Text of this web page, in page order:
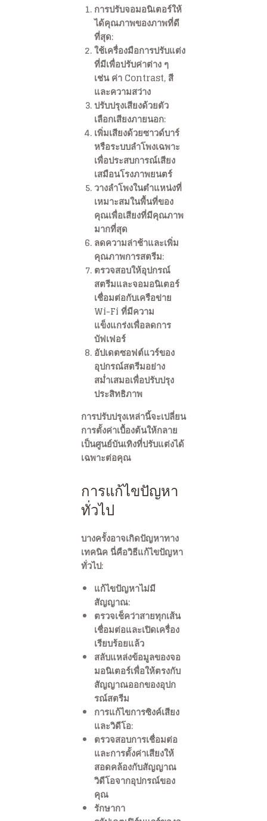
การปรับจอมอนิเตอร์ให้
ได้คุณภาพของภาพที่ดี
ที่สุด:
ใช้เครื่องมือการปรับแต่ง
ที่มีเพื่อปรับค่าต่าง ๆ
เช่น ค่า Contrast, สี
และความสว่าง
ปรับปรุงเสียงด้วยตัว
เลือกเสียงภายนอก:
เพิ่มเสียงด้วยซาวด์บาร์
หรือระบบลำโพงเฉพาะ
เพื่อประสบการณ์เสียง
เสมือนโรงภาพยนตร์
วางลำโพงในตำแหน่งที่
เหมาะสมในพื้นที่ของ
คุณเพื่อเสียงที่มีคุณภาพ
มากที่สุด
ลดความล่าช้าและเพิ่ม
คุณภาพการสตรีม:
ตรวจสอบให้อุปกรณ์
สตรีมและจอมอนิเตอร์
เชื่อมต่อกับเครือข่าย
Wi-Fi ที่มีความ
แข็งแกร่งเพื่อลดการ
บัฟเฟอร์
อัปเดตซอฟต์แวร์ของ
อุปกรณ์สตรีมอย่าง
สม่ำเสมอเพื่อปรับปรุง
ประสิทธิภาพ
การปรับปรุงเหล่านี้จะเปลี่ยน
การตั้งค่าเบื้องต้นให้กลาย
เป็นศูนย์บันเทิงที่ปรับแต่งได้
เฉพาะต่อคุณ
การแก้ไขปัญหา
ทั่วไป
บางครั้งอาจเกิดปัญหาทาง
เทคนิค นี่คือวิธีแก้ไขปัญหา
ทั่วไป:
แก้ไขปัญหาไม่มี
สัญญาณ:
ตรวจเช็คว่าสายทุกเส้น
เชื่อมต่อและเปิดเครื่อง
เรียบร้อยแล้ว
สลับแหล่งข้อมูลของจอ
มอนิเตอร์เพื่อให้ตรงกับ
สัญญาณออกของอุปก
รณ์สตรีม
การแก้ไขการซิงค์เสียง
และวิดีโอ:
ตรวจสอบการเชื่อมต่อ
และการตั้งค่าเสียงให้
สอดคล้องกับสัญญาณ
วิดีโอจากอุปกรณ์ของ
คุณ
รักษากา